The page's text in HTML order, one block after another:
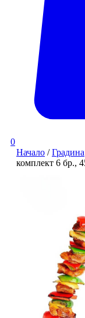
0
Начало /Градина
комплект 6 бр.,